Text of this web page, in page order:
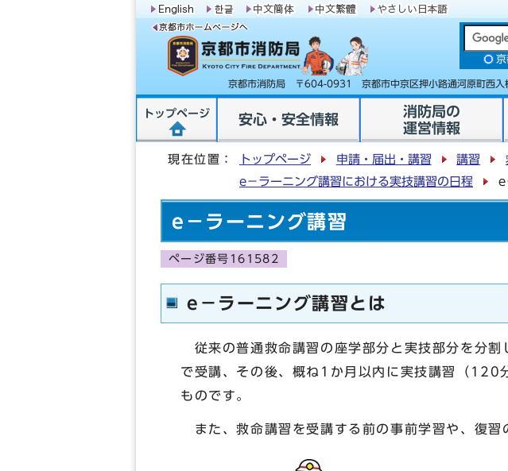
京
京都市消防局 〒604-0931 京都市中京区押小路通河原町西
トップページ 安心・安全情報
消防局の
運営情報
現在位置： トップページ 申請・届出・講習 講習
e－ラーニング講習における実技講習の日程
e
e－ラーニング講習
ページ番号161582
e－ラーニング講習とは
従来の普通救命講習の座学部分と実技部分を分
で受講、その後、概ね1か月以内に実技講習（120
ものです。
また、救命講習を受講する前の事前学習や、復習